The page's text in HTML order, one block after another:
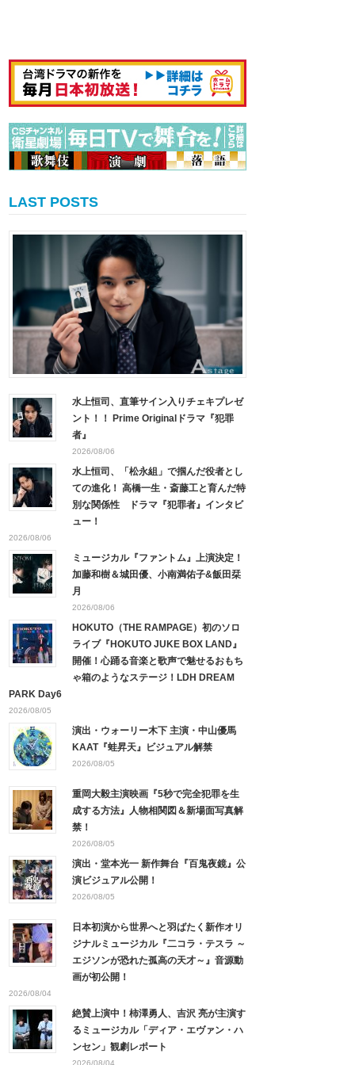
LAST POSTS
水上恒司、直筆サイン入りチェキプレゼ
ント！！ Prime Originalドラマ『犯罪
者』
2026/08/06
水上恒司、「松永組」で掴んだ役者とし
ての進化！ 高橋一生・斎藤工と育んだ特
別な関係性 ドラマ『犯罪者』インタビ
ュー！
2026/08/06
ミュージカル『ファントム』上演決定！
加藤和樹＆城田優、小南満佑子&飯田栞
月
2026/08/06
HOKUTO（THE RAMPAGE）初のソロ
ライブ『HOKUTO JUKE BOX LAND』
開催！心踊る音楽と歌声で魅せるおもち
ゃ箱のようなステージ！LDH DREAM
PARK Day6
2026/08/05
演出・ウォーリー木下 主演・中山優馬
KAAT『蛙昇天』ビジュアル解禁
2026/08/05
重岡大毅主演映画『5秒で完全犯罪を生
成する方法』人物相関図＆新場面写真解
禁！
2026/08/05
演出・堂本光一 新作舞台『百鬼夜鏡』公
演ビジュアル公開！
2026/08/05
日本初演から世界へと羽ばたく新作オリ
ジナルミュージカル『二コラ・テスラ ～
エジソンが恐れた孤高の天才～』音源動
画が初公開！
2026/08/04
絶賛上演中！柿澤勇人、吉沢 亮が主演す
るミュージカル「ディア・エヴァン・ハ
ンセン」観劇レポート
2026/08/04